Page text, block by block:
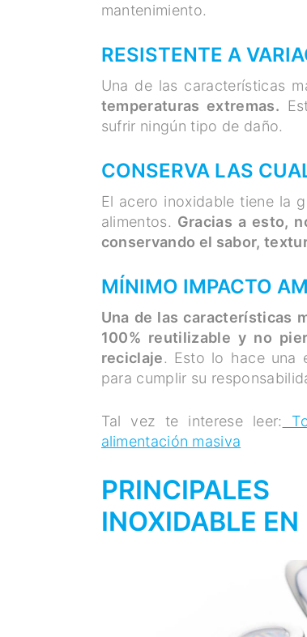
mantenimiento.
RESISTENTE A
Una de las características
temperaturas extremas.
sufrir ningún tipo de daño.
CONSERVA LAS
El acero inoxidable tiene la
alimentos. Gracias a esto,
conservando el sabor,
MÍNIMO IMPACTO
Una de las características
100% reutilizable y no
reciclaje. Esto lo hace una
para cumplir su
Tal vez te interese leer:
alimentación masiva
INOXIDABLE